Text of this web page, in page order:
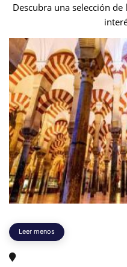
Descubra una selección
Leer menos